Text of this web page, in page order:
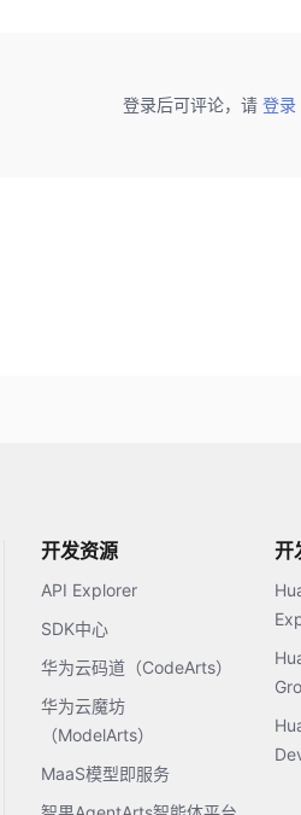
登录后可评论，请 登录
开发资源
API Explorer
SDK中心
华为云码道（CodeArts）
华为云魔坊
（ModelArts）
MaaS模型即服务
开